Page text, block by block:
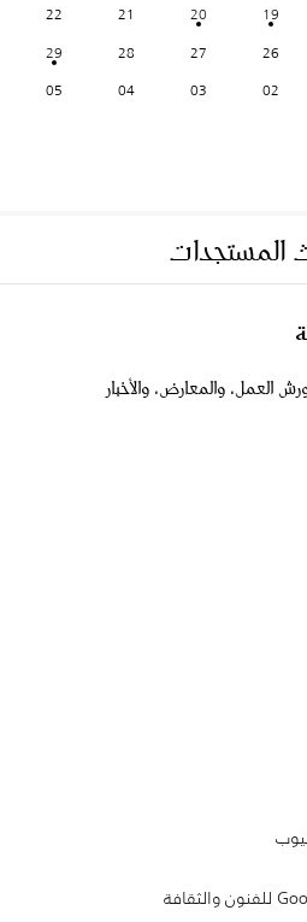
19
20
21
22
26
27
28
29
02
03
04
05
المستجدات
والمعارض، والأخبار